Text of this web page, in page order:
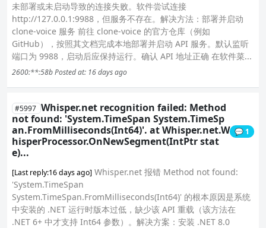
未部署或未启动导致的连接失败。软件尝试连接
http://127.0.0.1:9988，但服务不存在。解决方法：部署并启动
clone-voice 服务 前往 clone-voice 的官方仓库（例如
GitHub），按照其文档完成本地部署并启动 API 服务。默认监听
端口为 9988，启动后应保持运行。确认 API 地址正确 在软件菜...
2600:**:58bPosted at: 16 days ago
#5997 Whisper.net recognition failed: Method
not found: 'System.TimeSpan System.TimeSp
an.FromMilliseconds(Int64)'. at Whisper.net.W
hisperProcessor.OnNewSegment(IntPtr stat
e)...
💬 1
[Last reply:16 days ago] Whisper.net 报错 Method not found:
'System.TimeSpan
System.TimeSpan.FromMilliseconds(Int64)' 的根本原因是系统
中安装的 .NET 运行时版本过低，缺少该 API 重载（该方法在
.NET 6+ 中才支持 Int64 参数）。解决方案：安装 .NET 8.0